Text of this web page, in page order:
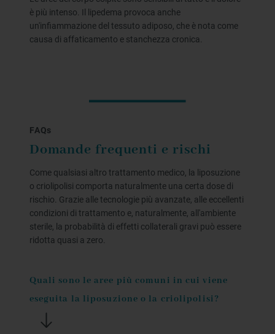
è più intenso. Il lipedema provoca anche
un'infiammazione del tessuto adiposo, che è nota come
causa di affaticamento e stanchezza cronica.
FAQs
Domande frequenti e rischi
Come qualsiasi altro trattamento medico, la liposuzione
o criolipolisi comporta naturalmente una certa dose di
rischio. Grazie alle tecnologie più avanzate, alle eccellenti
condizioni di trattamento e, naturalmente, all'ambiente
sterile, la probabilità di effetti collaterali gravi può essere
ridotta quasi a zero.
Quali sono le aree più comuni in cui viene
eseguita la liposuzione o la criolipolisi?